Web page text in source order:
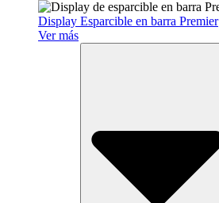
Display Esparcible en barra Premier
Ver más